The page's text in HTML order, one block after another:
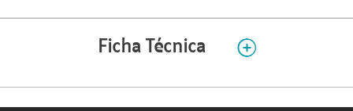
Ficha Técnica